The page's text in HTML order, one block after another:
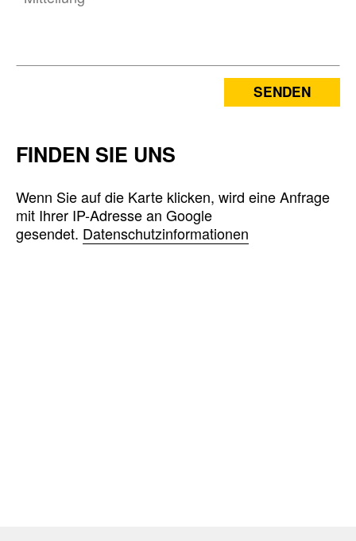
SENDEN
FINDEN SIE UNS
Wenn Sie auf die Karte klicken, wird eine Anfrage
mit Ihrer IP-Adresse an Google
gesendet. Datenschutzinformationen